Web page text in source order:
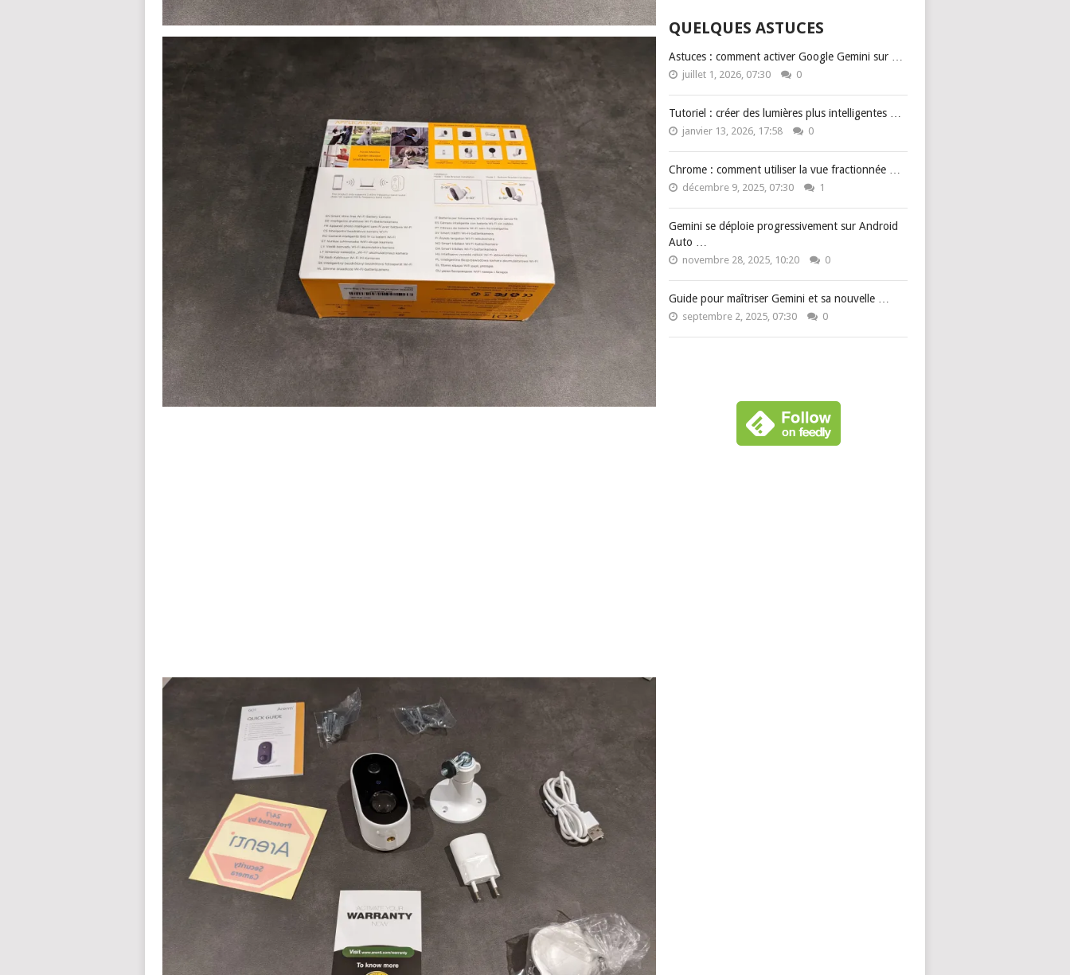
QUELQUES ASTUCES
Astuces : comment activer Google Gemini sur …
juillet 1, 2026, 07:30 0
Tutoriel : créer des lumières plus intelligentes …
janvier 13, 2026, 17:58 0
Chrome : comment utiliser la vue fractionnée …
décembre 9, 2025, 07:30 1
Gemini se déploie progressivement sur Android
Auto …
novembre 28, 2025, 10:20 0
Guide pour maîtriser Gemini et sa nouvelle …
septembre 2, 2025, 07:30 0